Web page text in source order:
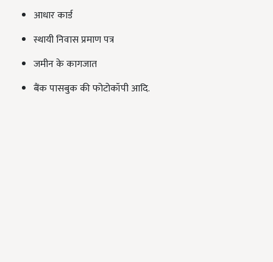
आधार कार्ड
स्थायी निवास प्रमाण पत्र
जमीन के कागजात
बैंक पासबुक की फोटोकॉपी आदि.